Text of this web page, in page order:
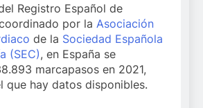
Registro Español de
por la Asociación
de la Sociedad Española
(SEC), en España se
marcapasos en 2021,
que hay datos disponibles.